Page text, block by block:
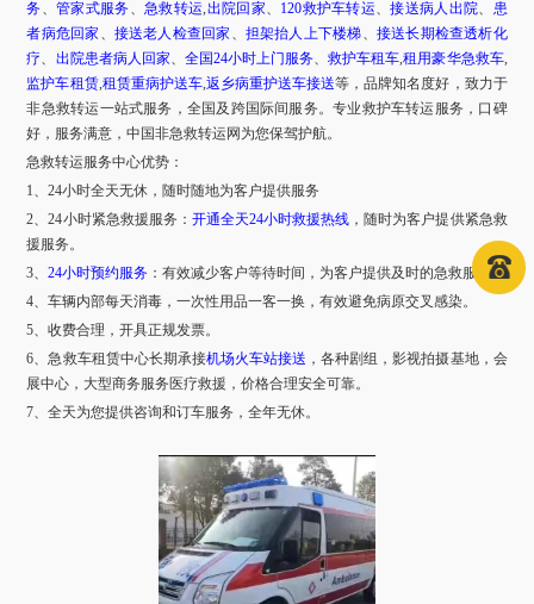
务、管家式服务、 急救转运,出院回家、 120救护车转运、接送病人出院、 患
者病危回家 、 接送老人检查回家 、 担架抬人上下楼梯、 接送长期检查透析化
疗、 出院患者病人回家、 全国24小时上门服务、救护车租车,租用豪华急救车,
监护车租赁,租赁重病护送车,返乡病重护送车接送等，品牌知名度好，致力于
非急救转运一站式服务，全国及跨国际间服务。专业救护车转运服务，口碑
好，服务满意，中国非急救转运网为您保驾护航。
急救转运服务中心优势：
1、24小时全天无休，随时随地为客户提供服务
2、24小时紧急救援服务： 开通全天24小时救援热线 ，随时为客户提供紧急救
援服务。
3、24小时预约服务 ：有效减少客户等待时间，为客户提供及时的急救服务。
4、车辆内部每天消毒，一次性用品一客一换，有效避免病原交叉感染。
5、收费合理，开具正规发票。
6、急救车租赁中心长期承接机场火车站接送 ，各种剧组，影视拍摄基地，会
展中心，大型商务服务医疗救援，价格合理安全可靠。
7、全天为您提供咨询和订车服务，全年无休。